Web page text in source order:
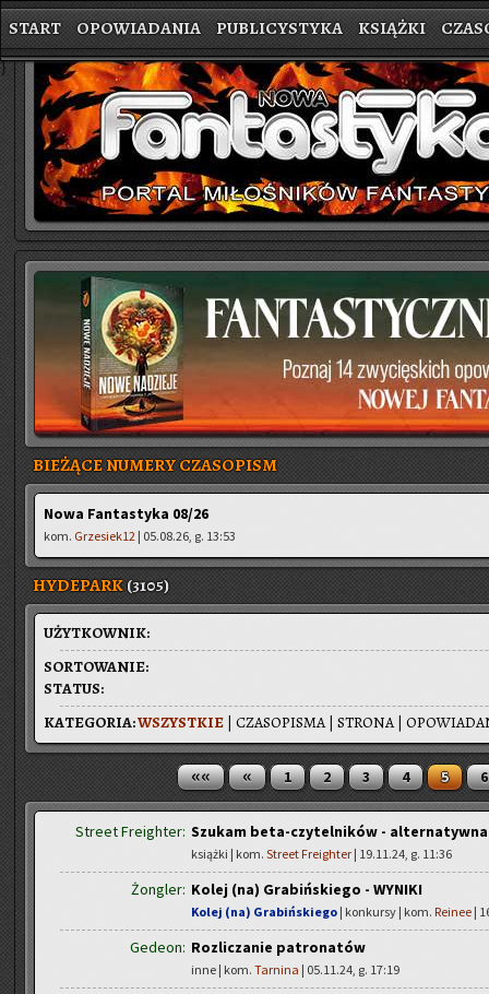
START OPOWIADANIA PUBLICYSTYKA KSIĄŻKI
}
BIEŻĄCE NUMERY CZASOPISM
Nowa Fantastyka 08/26
kom. Grzesiek12 | 05.08.26, g. 13:53
HYDEPARK(3105)
UŻYT­KOW­NIK:
SOR­TO­WA­NIE:
STA­TUS:
WSZYST­KIE | CZA­SO­PI­SMA| STRO­NA|
KA­TE­GO­RIA:
«« « 1 2 3 4 5 6
Street Freighter: Szukam beta-czytelników -
książki | kom. Street Freighter | 19.11.24, g. 11:36
Żongler: Kolej (na) Grabińskiego - WYNIKI
Kolej (na) Grabińskiego | konkursy | kom. Reinee |
Gedeon: Rozliczanie patronatów
inne | kom. Tarnina | 05.11.24, g. 17:19